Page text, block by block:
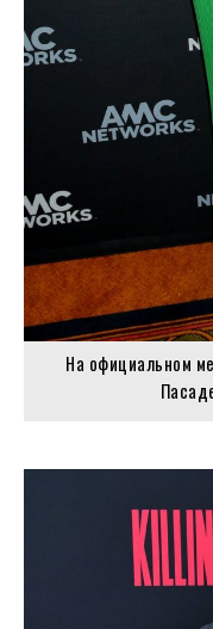
На официальном